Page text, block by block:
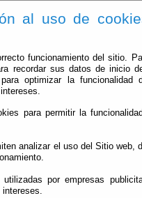
al uso de
funcionamiento del sitio.
recordar sus datos de inicio
optimizar la funcionalidad
para permitir la
analizar el uso del Sitio web,
por empresas